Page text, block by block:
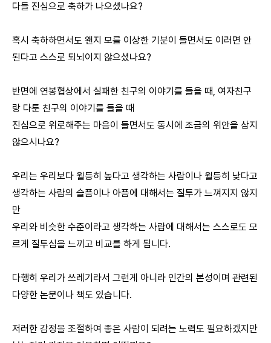
다들 진심으로 축하가 나오셨나요?
혹시 축하하면서도 왠지 모를 이상한 기분이 들면서도 이러면 안
된다고 스스로 되뇌이지 않으셨나요?
반면에 연봉협상에서 실패한 친구의 이야기를 들을 때, 여자친구
랑 다툰 친구의 이야기를 들을 때
진심으로 위로해주는 마음이 들면서도 동시에 조금의 위안을 삼지
않으시나요?
우리는 우리보다 월등히 높다고 생각하는 사람이나 월등히 낮다고
생각하는 사람의 슬픔이나 아픔에 대해서는 질투가 느껴지지 않지
만
우리와 비슷한 수준이라고 생각하는 사람에 대해서는 스스로도 모
르게 질투심을 느끼고 비교를 하게 됩니다.
다행히 우리가 쓰레기라서 그런게 아니라 인간의 본성이며 관련된
다양한 논문이나 책도 있습니다.
저러한 감정을 조절하여 좋은 사람이 되려는 노력도 필요하겠지만